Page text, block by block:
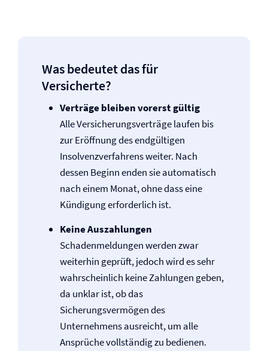
Was bedeutet das für
Versicherte?
Verträge bleiben vorerst gültig
Alle Versicherungsverträge laufen bis
zur Eröffnung des endgültigen
Insolvenzverfahrens weiter. Nach
dessen Beginn enden sie automatisch
nach einem Monat, ohne dass eine
Kündigung erforderlich ist.
Keine Auszahlungen
Schadenmeldungen werden zwar
weiterhin geprüft, jedoch wird es sehr
wahrscheinlich keine Zahlungen geben,
da unklar ist, ob das
Sicherungsvermögen des
Unternehmens ausreicht, um alle
Ansprüche vollständig zu bedienen.